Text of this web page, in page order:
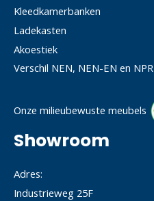
Kleedkamerbanken
Ladekasten
Akoestiek
Verschil NEN, NEN-EN en NPR
Onze milieubewuste meubels
Showroom
Adres:
Industrieweg 25F